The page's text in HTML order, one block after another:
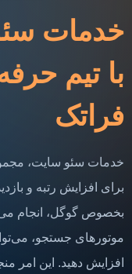
خدمات
با تیم
فراتک
خدمات سئو سایت،
برای افزایش رتبه و
بخصوص گوگل، انجام
موتورهای جستجو،
افزایش دهید. این امر